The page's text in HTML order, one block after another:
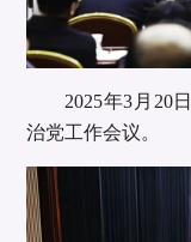
2025年3月20
治党工作会议。